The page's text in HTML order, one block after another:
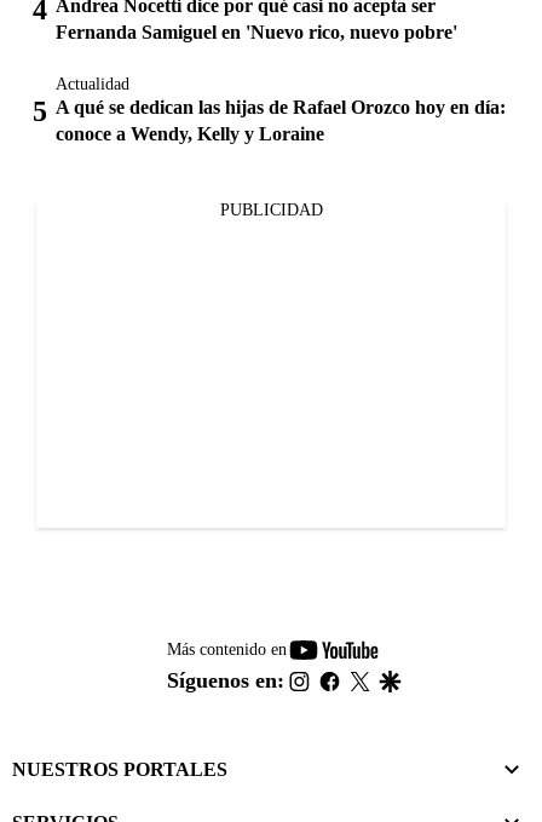
Andrea Nocetti dice por qué casi no acepta ser
Fernanda Samiguel en 'Nuevo rico, nuevo pobre'
Actualidad
A qué se dedican las hijas de Rafael Orozco hoy en día:
conoce a Wendy, Kelly y Loraine
PUBLICIDAD
Más contenido en
youtube-
footer
Síguenos en: instagram
facebook
twitter
NUESTROS PORTALES